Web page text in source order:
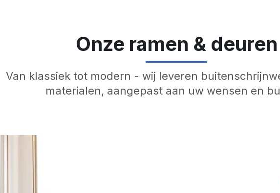
Onze ramen & deuren
Van klassiek tot modern - wij leveren
materialen, aangepast aan uw wensen en